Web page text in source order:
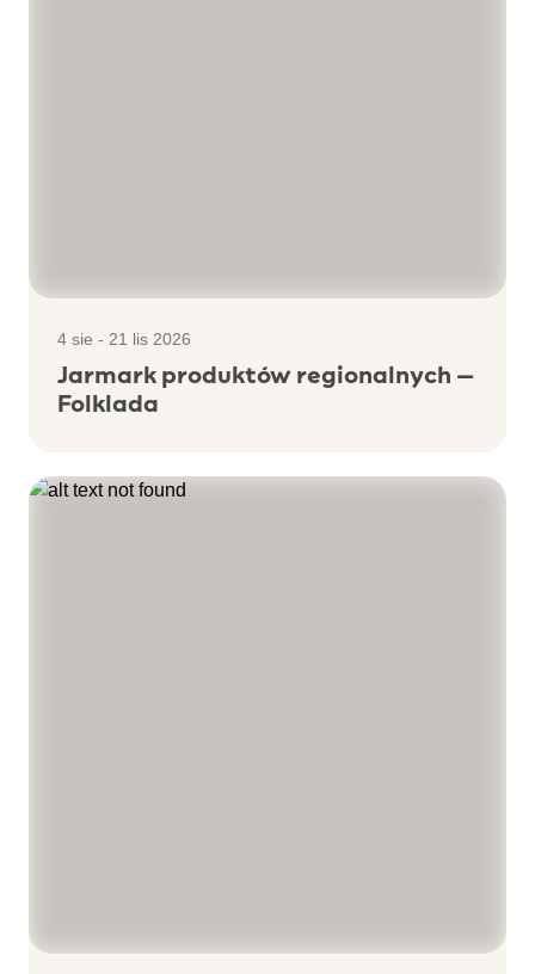
4 sie - 21 lis 2026
Jarmark produktów regionalnych –
Folklada